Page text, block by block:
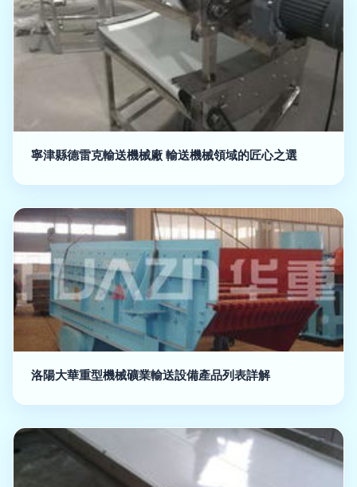
寧津縣德雷克輸送機械廠 輸送機械領域的匠心之選
洛陽大華重型機械礦業輸送設備產品列表詳解